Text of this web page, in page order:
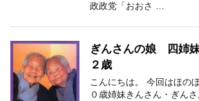
政政党「おおさ …
ぎんさんの娘 四姉
２歳
こんにちは。 今回はほの
０歳姉妹きんさん・ぎん